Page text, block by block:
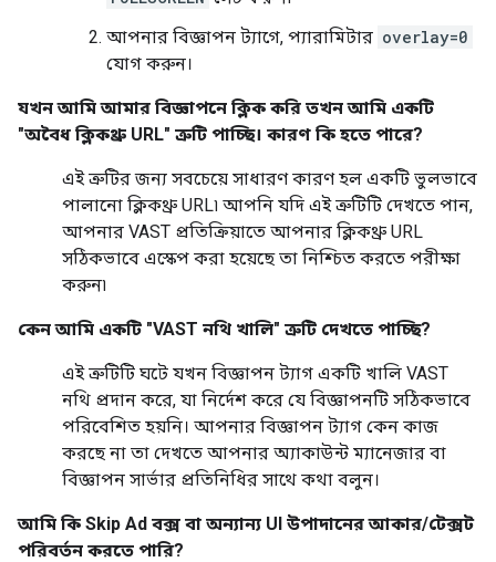
আপনার বিজ্ঞাপন ট্যাগে, প্যারামিটার overlay=0
যোগ করুন।
যখন আমি আমার বিজ্ঞাপনে ক্লিক করি তখন আমি একটি
"অবৈধ ক্লিকথ্রু URL" ত্রুটি পাচ্ছি। কারণ কি হতে পারে?
এই ত্রুটির জন্য সবচেয়ে সাধারণ কারণ হল একটি ভুলভাবে
পালানো ক্লিকথ্রু URL৷ আপনি যদি এই ত্রুটিটি দেখতে পান,
আপনার VAST প্রতিক্রিয়াতে আপনার ক্লিকথ্রু URL
সঠিকভাবে এস্কেপ করা হয়েছে তা নিশ্চিত করতে পরীক্ষা
করুন৷
কেন আমি একটি "VAST নথি খালি" ত্রুটি দেখতে পাচ্ছি?
এই ত্রুটিটি ঘটে যখন বিজ্ঞাপন ট্যাগ একটি খালি VAST
নথি প্রদান করে, যা নির্দেশ করে যে বিজ্ঞাপনটি সঠিকভাবে
পরিবেশিত হয়নি। আপনার বিজ্ঞাপন ট্যাগ কেন কাজ
করছে না তা দেখতে আপনার অ্যাকাউন্ট ম্যানেজার বা
বিজ্ঞাপন সার্ভার প্রতিনিধির সাথে কথা বলুন।
আমি কি Skip Ad বক্স বা অন্যান্য UI উপাদানের আকার/টেক্সট
পরিবর্তন করতে পারি?